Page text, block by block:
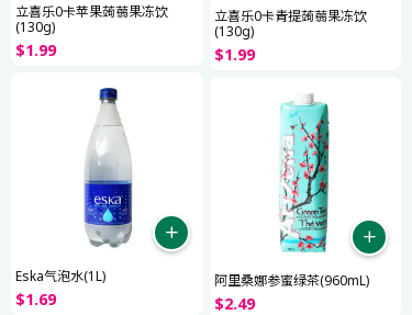
立喜乐0卡苹果蒟蒻果冻饮
(130g)
$1.99
立喜乐0卡青提蒟蒻果冻饮
(130g)
$1.99
Eska气泡水(1L)
$1.69
阿里桑娜参蜜绿茶(960mL)
$2.49